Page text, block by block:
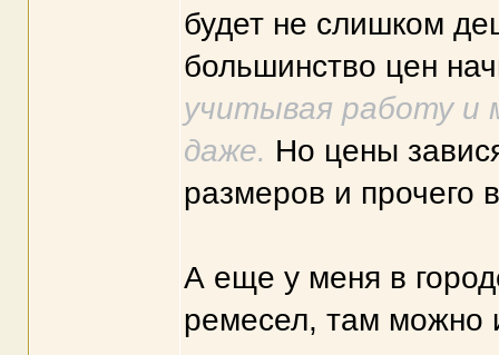
будет не слишком
большинство цен
учитывая работу и
даже. Но цены
размеров и прочего
А еще у меня в
ремесел, там можно